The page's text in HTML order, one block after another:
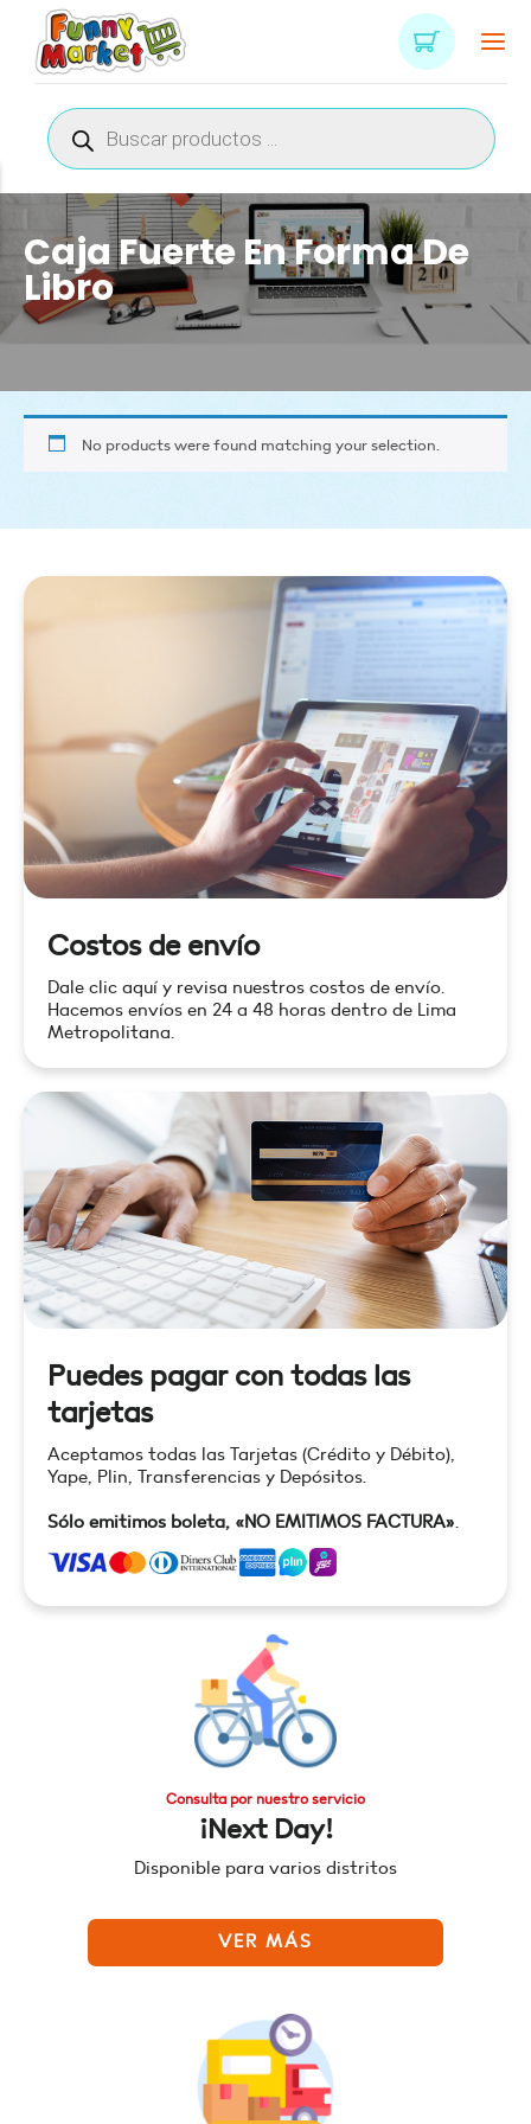
Búsqueda
de
productos
Caja Fuerte En Forma De
Libro
No products were found matching your selection.
Costos de envío
Dale clic aquí y revisa nuestros costos de envío.
Hacemos envíos en 24 a 48 horas dentro de Lima
Metropolitana.
Puedes pagar con todas las
tarjetas
Aceptamos todas las Tarjetas (Crédito y Débito),
Yape, Plin, Transferencias y Depósitos.
Sólo emitimos boleta, «NO EMITIMOS FACTURA».
Consulta por nuestro servicio
¡Next Day!
Disponible para varios distritos
VER MÁS